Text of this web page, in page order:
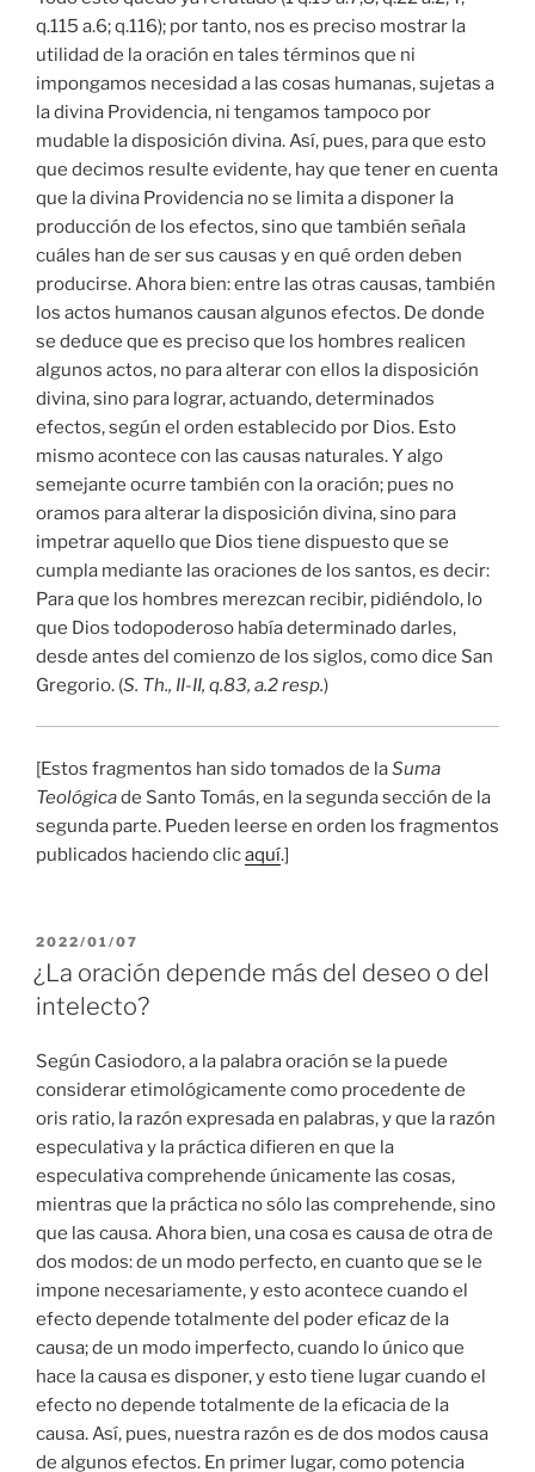
q.115 a.6; q.116); por tanto, nos es preciso mostrar la
utilidad de la oración en tales términos que ni
impongamos necesidad a las cosas humanas, sujetas a
la divina Providencia, ni tengamos tampoco por
mudable la disposición divina. Así, pues, para que esto
que decimos resulte evidente, hay que tener en cuenta
que la divina Providencia no se limita a disponer la
producción de los efectos, sino que también señala
cuáles han de ser sus causas y en qué orden deben
producirse. Ahora bien: entre las otras causas, también
los actos humanos causan algunos efectos. De donde
se deduce que es preciso que los hombres realicen
algunos actos, no para alterar con ellos la disposición
divina, sino para lograr, actuando, determinados
efectos, según el orden establecido por Dios. Esto
mismo acontece con las causas naturales. Y algo
semejante ocurre también con la oración; pues no
oramos para alterar la disposición divina, sino para
impetrar aquello que Dios tiene dispuesto que se
cumpla mediante las oraciones de los santos, es decir:
Para que los hombres merezcan recibir, pidiéndolo, lo
que Dios todopoderoso había determinado darles,
desde antes del comienzo de los siglos, como dice San
Gregorio. (S. Th., II-II, q.83, a.2 resp.)
[Estos fragmentos han sido tomados de laSuma
Teológicade Santo Tomás, en la segunda sección de la
segunda parte. Pueden leerse en orden los fragmentos
publicados haciendo clicaquí.]
PUBLICADO
EL
2022/01/07
¿La oración depende más del deseo o del
intelecto?
Según Casiodoro, a la palabra oración se la puede
considerar etimológicamente como procedente de
oris ratio, la razón expresada en palabras, y que la razón
especulativa y la práctica difieren en que la
especulativa comprehende únicamente las cosas,
mientras que la práctica no sólo las comprehende, sino
que las causa. Ahora bien, una cosa es causa de otra de
dos modos: de un modo perfecto, en cuanto que se le
impone necesariamente, y esto acontece cuando el
efecto depende totalmente del poder eficaz de la
causa; de un modo imperfecto, cuando lo único que
hace la causa es disponer, y esto tiene lugar cuando el
efecto no depende totalmente de la eficacia de la
causa. Así, pues, nuestra razón es de dos modos causa
de algunos efectos. En primer lugar, como potencia